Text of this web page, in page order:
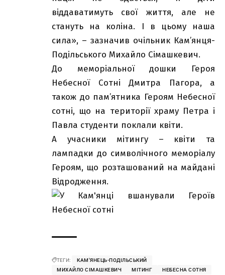
віддаватимуть свої життя, але не
стануть на коліна. І в цьому наша
сила», – зазначив очільник Кам’янця-
Подільського Михайло Сімашкевич.
До меморіальної дошки Героя
Небесної Сотні Дмитра Пагора, а
також до пам’ятника Героям Небесної
сотні, що на території храму Петра і
Павла студенти поклали квіти.
А учасники мітингу – квіти та
лампадки до символічного меморіалу
Героям, що розташований на майдані
Відродження.
ТЕГИ:
КАМ'ЯНЕЦЬ-ПОДІЛЬСЬКИЙ
МИХАЙЛО СІМАШКЕВИЧ
МІТИНГ НЕБЕСНА СОТНЯ